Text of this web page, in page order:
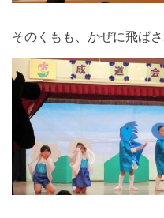
そのくもも、かぜに飛ば